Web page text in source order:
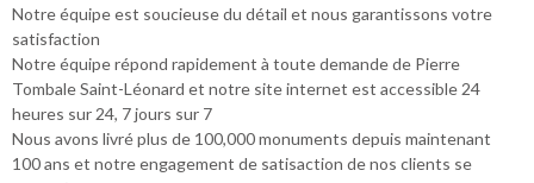
Notre équipe est soucieuse du détail et nous garantissons votre
satisfaction
Notre équipe répond rapidement à toute demande de Pierre
Tombale Saint-Léonard et notre site internet est accessible 24
heures sur 24, 7 jours sur 7
Nous avons livré plus de 100,000 monuments depuis maintenant
100 ans et notre engagement de satisaction de nos clients se